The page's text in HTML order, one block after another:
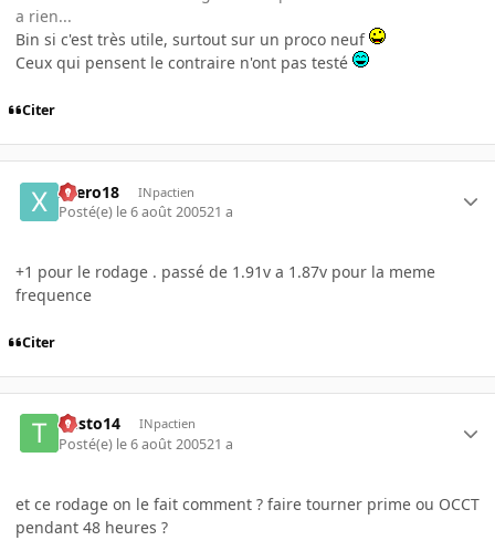
a rien...
Bin si c'est très utile, surtout sur un proco neuf
Ceux qui pensent le contraire n'ont pas testé
Citer
xaero18 INpactien
Posté(e) le 6 août 200521 a
+1 pour le rodage . passé de 1.91v a 1.87v pour la meme
frequence
Citer
tiesto14 INpactien
Posté(e) le 6 août 200521 a
et ce rodage on le fait comment ? faire tourner prime ou OCCT
pendant 48 heures ?